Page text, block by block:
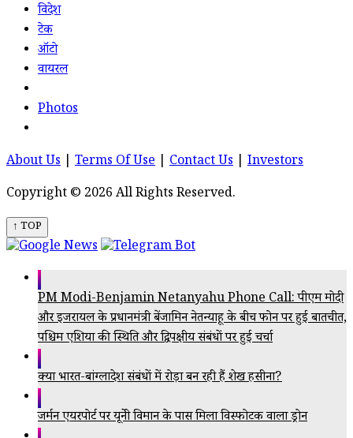
विदेश
टेक
ऑटो
वायरल
Photos
About Us Terms Of Use Contact Us
Investors
Copyright © 2026 All Rights Reserved.
↑ TOP
PM Modi-Benjamin Netanyahu Phone Call: पीएम मोदी
और इजरायल के प्रधानमंत्री बेंजामिन नेतन्याहू के बीच फोन पर हुई बातचीत,
पश्चिम एशिया की स्थिति और द्विपक्षीय संबंधों पर हुई चर्चा
क्या भारत-बांग्लादेश संबंधों में रोड़ा बन रही हैं शेख हसीना?
जर्मन एयरपोर्ट पर यूक्रेनी विमान के पास मिला विस्फोटक वाला ड्रोन